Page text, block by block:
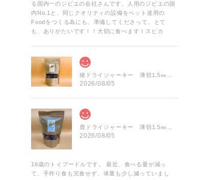
る国内一のジビエの会社さんです。人用のジビエの国
内No.1と、同じクオリティの設備をペット達用の
Foodをつくる為にも、準備してくださって、とて
も、ありがたいです！！大切に食べます！スピカ
2026/08/05
2026/08/05
16歳のトイプードルです。 最近、食べる量が減っ
て、手作り食も完食せず、体重も少し減っていまし